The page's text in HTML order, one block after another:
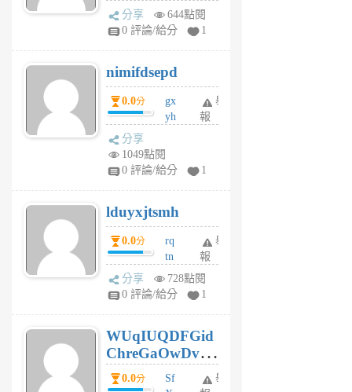
U
F
U
5
個
月
分享
644點閱
0 評論/給分
1
nimifdsepd
0.0分
gx
yh
jl
月
前
舉
報
分享
1049點閱
0 評論/給分
1
lduyxjtsmh
0.0分
rq
tn
jt
gl
個
月
前
舉
報
分享
728點閱
0 評論/給分
1
WUqIUQDFGid
ChreGaOwDv
dY0.0分
Sf
舉